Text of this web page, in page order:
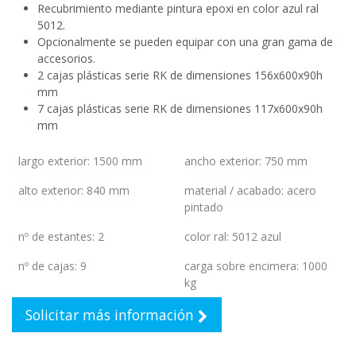
Recubrimiento mediante pintura epoxi en color azul ral
5012.
Opcionalmente se pueden equipar con una gran gama de
accesorios.
2 cajas plásticas serie RK de dimensiones 156x600x90h
mm
7 cajas plásticas serie RK de dimensiones 117x600x90h
mm
largo exterior: 1500 mm ancho exterior: 750 mm
alto exterior: 840 mm material / acabado: acero
pintado
nº de estantes: 2 color ral: 5012 azul
nº de cajas: 9 carga sobre encimera: 1000
kg
Solicitar más información